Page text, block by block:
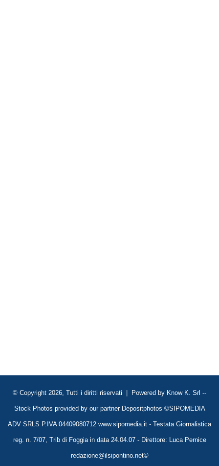
© Copyright 2026, Tutti i diritti riservati | Powered by Know K. Srl --
Stock Photos provided by our partner Depositphotos ©SIPOMEDIA
ADV SRLS P.IVA 04409080712 www.sipomedia.it - Testata Giornalistica
reg. n. 7/07, Trib di Foggia in data 24.04.07 - Direttore: Luca Pernice
redazione@ilsipontino.net©